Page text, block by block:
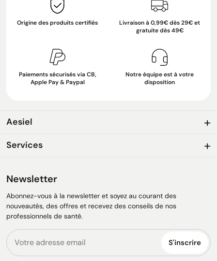
Origine des produits certifiés
Livraison à 0,99€ dès 29€ et
gratuite dès 49€
Paiements sécurisés via CB,
Apple Pay & Paypal
Notre équipe est à votre
disposition
Aesiel
Services
Newsletter
Abonnez-vous à la newsletter et soyez au courant des
nouveautés, des offres et recevez des conseils de nos
professionnels de santé.
S'inscrire